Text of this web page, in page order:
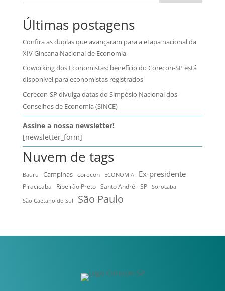
Últimas postagens
Confira as duplas que avançaram para a etapa nacional da
XIV Gincana Nacional de Economia
Coworking dos Economistas: benefício do Corecon-SP está
disponível para economistas registrados
Corecon-SP divulga datas do Simpósio Nacional dos
Conselhos de Economia (SINCE)
Assine a nossa newsletter!
[newsletter_form]
Nuvem de tags
Bauru Campinas corecon ECONOMIA Ex-presidente
Piracicaba Ribeirão Preto Santo André - SP
Sorocaba
São Caetano do Sul
São Paulo